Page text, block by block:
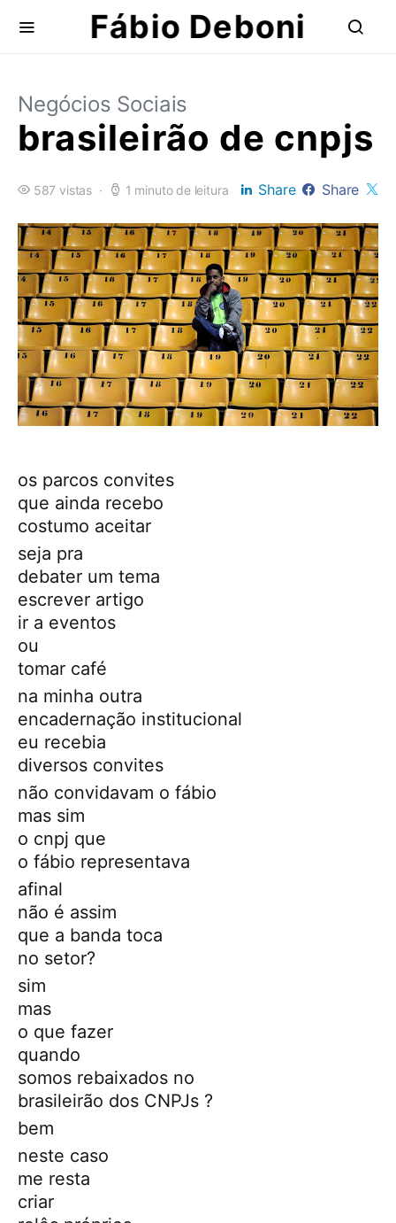
Fábio Deboni
Negócios Sociais
brasileirão de cnpjs
587 vistas 1 minuto de leitura Share Share
os parcos convites
que ainda recebo
costumo aceitar
seja pra
debater um tema
escrever artigo
ir a eventos
ou
tomar café
na minha outra
encadernação institucional
eu recebia
diversos convites
não convidavam o fábio
mas sim
o cnpj que
o fábio representava
afinal
não é assim
que a banda toca
no setor?
sim
mas
o que fazer
quando
somos rebaixados no
brasileirão dos CNPJs ?
bem
neste caso
me resta
criar